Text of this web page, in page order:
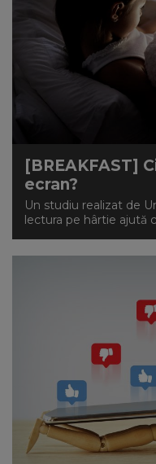
[BREAKFAST]
ecran?
Un studiu realizat de
lectura pe hârtie ajută